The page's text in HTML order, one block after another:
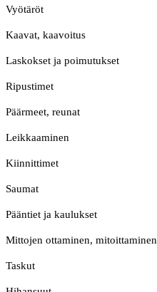
Vyötäröt
Kaavat, kaavoitus
Laskokset ja poimutukset
Ripustimet
Päärmeet, reunat
Leikkaaminen
Kiinnittimet
Saumat
Pääntiet ja kaulukset
Mittojen ottaminen, mitoittaminen
Taskut